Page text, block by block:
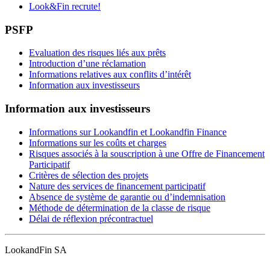
Look&Fin recrute!
PSFP
Evaluation des risques liés aux prêts
Introduction d’une réclamation
Informations relatives aux conflits d’intérêt
Information aux investisseurs
Information aux investisseurs
Informations sur Lookandfin et Lookandfin Finance
Informations sur les coûts et charges
Risques associés à la souscription à une Offre de Financement
Participatif
Critères de sélection des projets
Nature des services de financement participatif
Absence de système de garantie ou d’indemnisation
Méthode de détermination de la classe de risque
Délai de réflexion précontractuel
LookandFin SA